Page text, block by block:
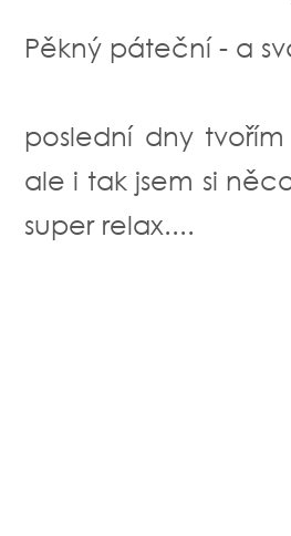
Pěkný páteční - a
poslední dny
ale i tak jsem si
super relax....